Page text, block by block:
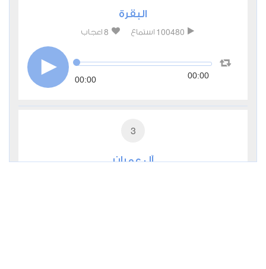
البقرة
100480 استماع 8 اعجاب
00:00 00:00
3
آل عمران